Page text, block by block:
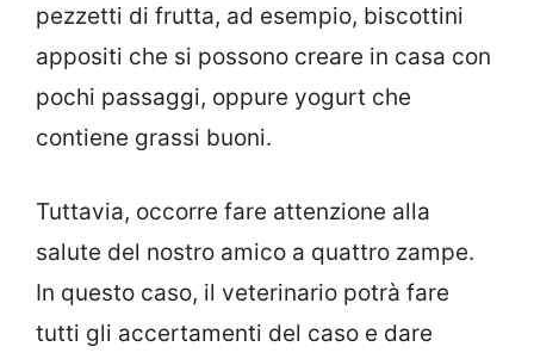
pezzetti di frutta, ad esempio, biscottini
appositi che si possono creare in casa con
pochi passaggi, oppure yogurt che
contiene grassi buoni.
Tuttavia, occorre fare attenzione alla
salute del nostro amico a quattro zampe.
In questo caso, il veterinario potrà fare
tutti gli accertamenti del caso e dare